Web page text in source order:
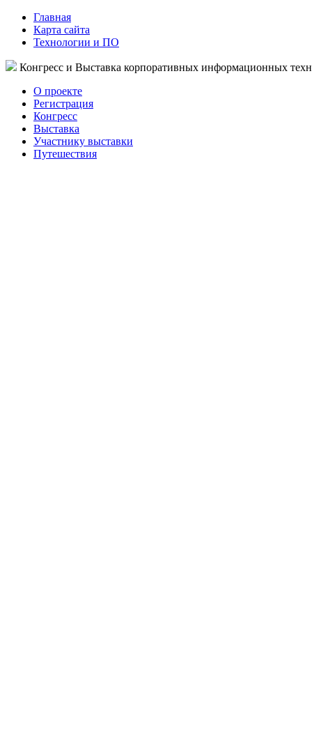
Главная
Карта сайта
Технологии и ПО
Конгресс и Выставка корпоративных информационных
О проекте
Регистрация
Конгресс
Выставка
Участнику выставки
Путешествия